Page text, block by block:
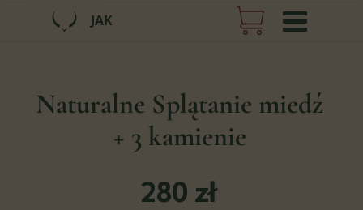
JAK
Naturalne Splątanie miedź
+ 3 kamienie
280 zł